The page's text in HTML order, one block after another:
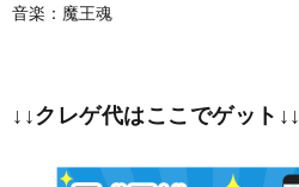
音楽：魔王魂
↓↓クレゲ代はここでゲット↓↓